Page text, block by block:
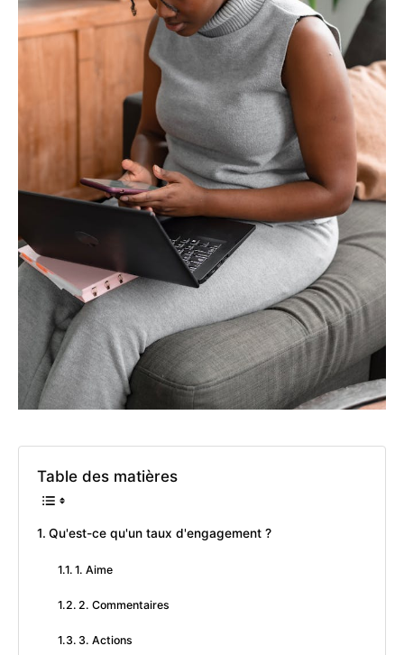
Table des matières
Qu'est-ce qu'un taux d'engagement ?
1. Aime
2. Commentaires
3. Actions